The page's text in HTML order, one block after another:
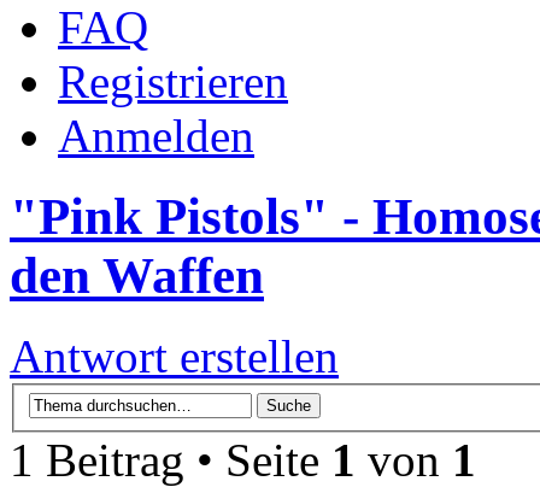
FAQ
Registrieren
Anmelden
"Pink Pistols" -
den Waffen
Antwort erstellen
1 Beitrag • Seite 1 von 1